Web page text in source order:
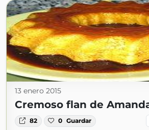
13 enero 2015
Cremoso flan de
82 0 Guardar